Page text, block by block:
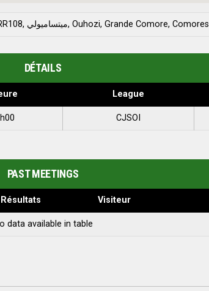
Stade Saïd-Mohamed Cheikh, RR108, ميتساميولي, Ouhozi, Grande Comore, Comores
DÉTAILS
League
CJSOI
PAST MEETINGS
Résultats Visiteur
data available in table